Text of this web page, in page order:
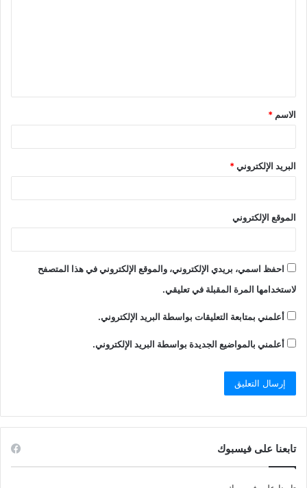
الاسم *
البريد الإلكتروني*
الموقع الإلكتروني
احفظ اسمي، بريدي الإلكتروني، والموقع الإلكتروني في هذا المتصفح
لاستخدامها المرة المقبلة في تعليقي.
أعلمني بمتابعة التعليقات بواسطة البريد الإلكتروني.
أعلمني بالمواضيع الجديدة بواسطة البريد الإلكتروني.
تابعنا على فيسبوك